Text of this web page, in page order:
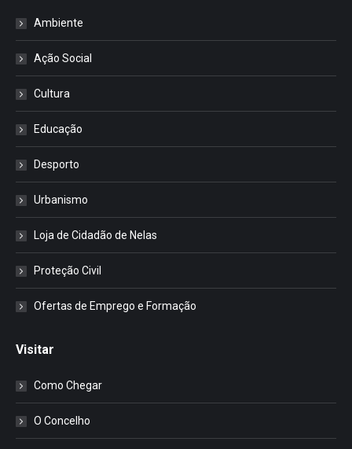
Ambiente
Ação Social
Cultura
Educação
Desporto
Urbanismo
Loja de Cidadão de Nelas
Proteção Civil
Ofertas de Emprego e Formação
Visitar
Como Chegar
O Concelho